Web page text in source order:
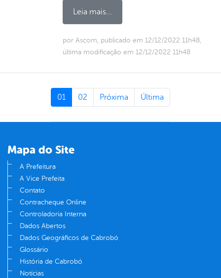
Leia mais...
por Ascom, publicado em 12/12/2022 11h48,
última modificação em 12/12/2022 11h48
01 02 Próxima Última
Mapa do Site
A Prefeitura
A Vice Prefeita
Contato
Contracheque Online
Controladoria Interna
Dados Abertos
Dados Geográficos de Cabrobó
Glossário
História de Cabrobó
Notícias